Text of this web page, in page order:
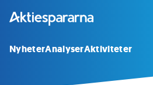
NyheterAnalyserAktiviteter